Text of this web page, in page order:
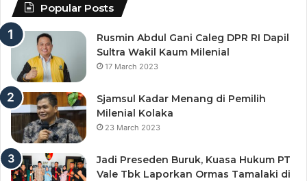
Popular Posts
Rusmin Abdul Gani Caleg DPR RI Dapil
Sultra Wakil Kaum Milenial
17 March 2023
Sjamsul Kadar Menang di Pemilih
Milenial Kolaka
23 March 2023
Jadi Preseden Buruk, Kuasa Hukum PT
Vale Tbk Laporkan Ormas Tamalaki di